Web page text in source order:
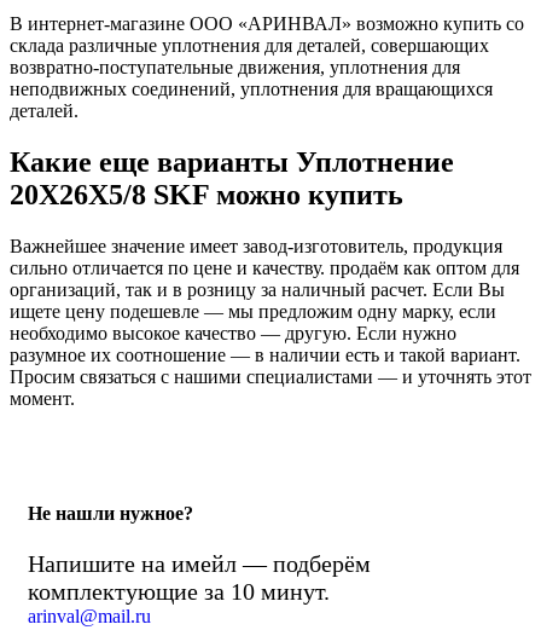
В интернет-магазине ООО «АРИНВАЛ» возможно купить со
склада различные уплотнения для деталей, совершающих
возвратно-поступательные движения, уплотнения для
неподвижных соединений, уплотнения для вращающихся
деталей.
Какие еще варианты Уплотнение
20X26X5/8 SKF можно купить
Важнейшее значение имеет завод-изготовитель, продукция
сильно отличается по цене и качеству. продаём как оптом для
организаций, так и в розницу за наличный расчет. Если Вы
ищете цену подешевле — мы предложим одну марку, если
необходимо высокое качество — другую. Если нужно
разумное их соотношение — в наличии есть и такой вариант.
Просим связаться с нашими специалистами — и уточнять этот
момент.
Не нашли нужное?
Напишите на имейл — подберём
комплектующие за 10 минут.
arinval@mail.ru